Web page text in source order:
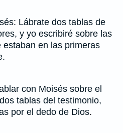
Lábrate dos tablas de
y yo escribiré sobre las
en las primeras
con Moisés sobre el
tablas del testimonio,
por el dedo de Dios.